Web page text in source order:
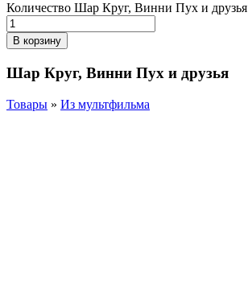
Количество Шар Круг, Винни Пух и друзья
В корзину
Шар Круг, Винни Пух и друзья
Товары » Из мультфильма